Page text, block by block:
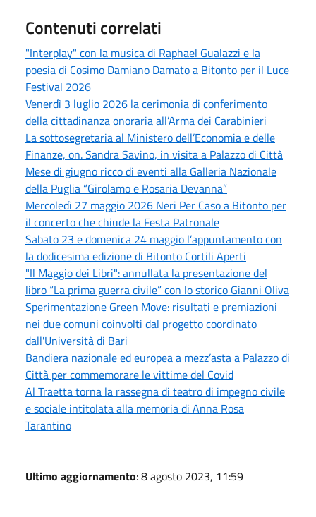
Contenuti correlati
"Interplay" con la musica di Raphael Gualazzi e la
poesia di Cosimo Damiano Damato a Bitonto per il Luce
Festival 2026
Venerdì 3 luglio 2026 la cerimonia di conferimento
della cittadinanza onoraria all’Arma dei Carabinieri
La sottosegretaria al Ministero dell’Economia e delle
Finanze, on. Sandra Savino, in visita a Palazzo di Città
Mese di giugno ricco di eventi alla Galleria Nazionale
della Puglia “Girolamo e Rosaria Devanna”
Mercoledì 27 maggio 2026 Neri Per Caso a Bitonto per
il concerto che chiude la Festa Patronale
Sabato 23 e domenica 24 maggio l’appuntamento con
la dodicesima edizione di Bitonto Cortili Aperti
"Il Maggio dei Libri": annullata la presentazione del
libro “La prima guerra civile” con lo storico Gianni Oliva
Sperimentazione Green Move: risultati e premiazioni
nei due comuni coinvolti dal progetto coordinato
dall'Università di Bari
Bandiera nazionale ed europea a mezz’asta a Palazzo di
Città per commemorare le vittime del Covid
Al Traetta torna la rassegna di teatro di impegno civile
e sociale intitolata alla memoria di Anna Rosa
Tarantino
Ultimo aggiornamento: 8 agosto 2023, 11:59